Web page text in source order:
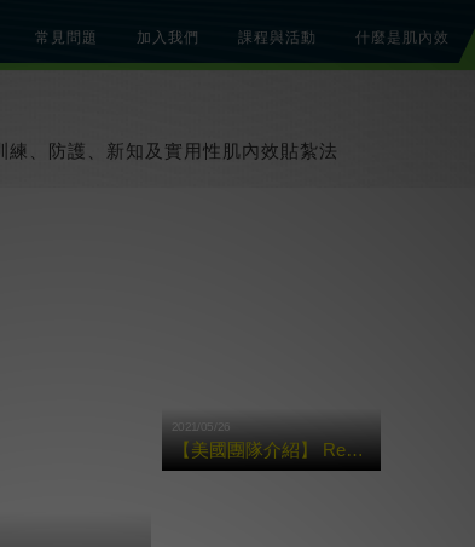
常見問題 加入我們
課程與活動
什麼是肌內效
、防護、新知及實用性肌內效貼紮法
2021/05/26
【美國團隊介紹】 Rebound Athletic 運動復健訓練中心